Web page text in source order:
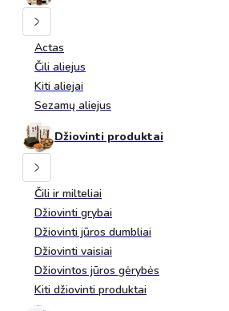
Actas
Čili aliejus
Kiti aliejai
Sezamų aliejus
Džiovinti produktai
Čili ir milteliai
Džiovinti grybai
Džiovinti jūros dumbliai
Džiovinti vaisiai
Džiovintos jūros gėrybės
Kiti džiovinti produktai